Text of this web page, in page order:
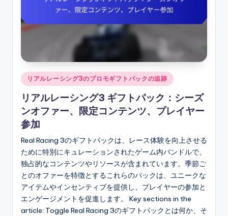
Posted
in
リアルレーシング3のプロモギフトパックの追跡
リアルレーシング3 ギフトパック：シーズ
ンオファー、限定コンテンツ、プレイヤー
参加
Real Racing 3のギフトパックは、レース体験を向上させる
ために特別にキュレーションされたゲーム内バンドルで、
独占的なコンテンツやリソースが含まれています。季節ご
とのオファーを特徴とするこれらのパックは、ユニークな
アイテムやインセンティブを提供し、プレイヤーの参加と
エンゲージメントを促進します。 Key sections in the
article: Toggle Real Racing 3のギフトパックとは何か、そ